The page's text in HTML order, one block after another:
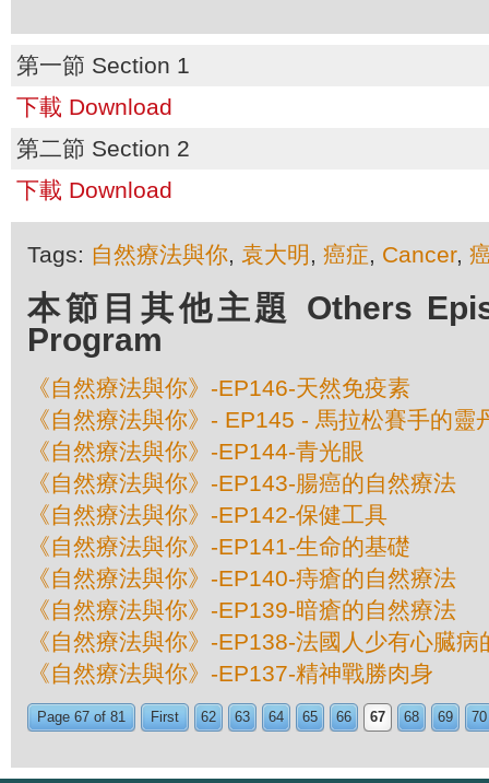
第一節 Section 1
下載 Download
第二節 Section 2
下載 Download
Tags: 自然療法與你, 袁大明 , 癌症, Cancer,
本節目其他主題 Others
Program
《自然療法與你》-EP146-天然免疫素
《自然療法與你》- EP145 - 馬拉松賽手的靈
《自然療法與你》-EP144-青光眼
《自然療法與你》-EP143-腸癌的自然療法
《自然療法與你》-EP142-保健工具
《自然療法與你》-EP141-生命的基礎
《自然療法與你》-EP140-痔瘡的自然療法
《自然療法與你》-EP139-暗瘡的自然療法
《自然療法與你》-EP138-法國人少有心臓病
《自然療法與你》-EP137-精神戰勝肉身
Page 67 of 81 First 62 63 64 65 66 67 68 69 70